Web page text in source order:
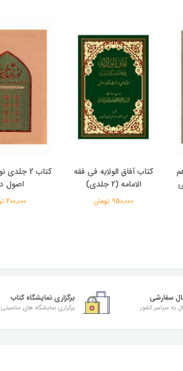
کتاب آفاق الولایه فی فقه
الامامه (2 جلدی)
950,000 تومان
کتاب 2
اصول
200,000 تومان
سفارشی
به سراسر کشور
برگزاری نمایشگاه کتاب
برگزاری نمایشگاه های مناسبتی